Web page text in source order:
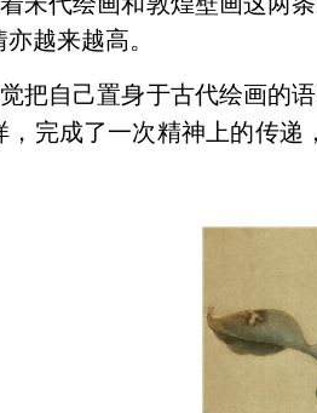
越来越高。
把自己置身于古代绘画的
，完成了一次精神上的传递